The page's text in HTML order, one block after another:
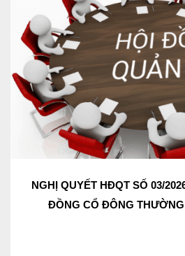
NGHỊ QUYẾT HĐQT SỐ 03/
ĐỒNG CỔ ĐÔNG